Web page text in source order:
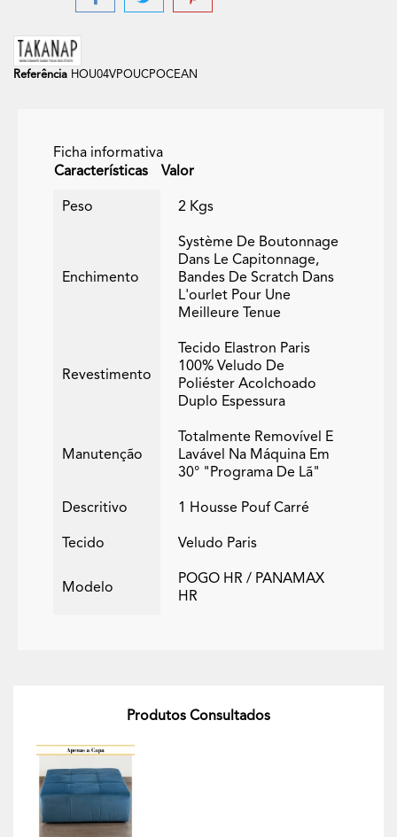
Referência HOU04VPOUCPOCEAN
Ficha informativa
Características
Valor
Peso 2 Kgs
Enchimento
Système De Boutonnage
Dans Le Capitonnage,
Bandes De Scratch Dans
L'ourlet Pour Une
Meilleure Tenue
Revestimento
Tecido Elastron Paris
100% Veludo De
Poliéster Acolchoado
Duplo Espessura
Manutenção
Totalmente Removível E
Lavável Na Máquina Em
30° "programa De Lã"
Descritivo 1 Housse Pouf Carré
Tecido Veludo Paris
Modelo
POGO HR / PANAMAX
HR
Produtos Consultados